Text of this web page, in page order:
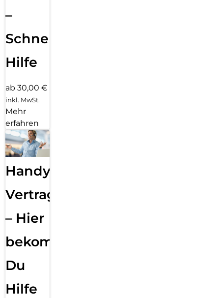
–
Schnelle
Hilfe
ab 30,00 €
inkl. MwSt.
Mehr
erfahren
Handy
Vertragsabwicklung
– Hier
bekommst
Du
Hilfe